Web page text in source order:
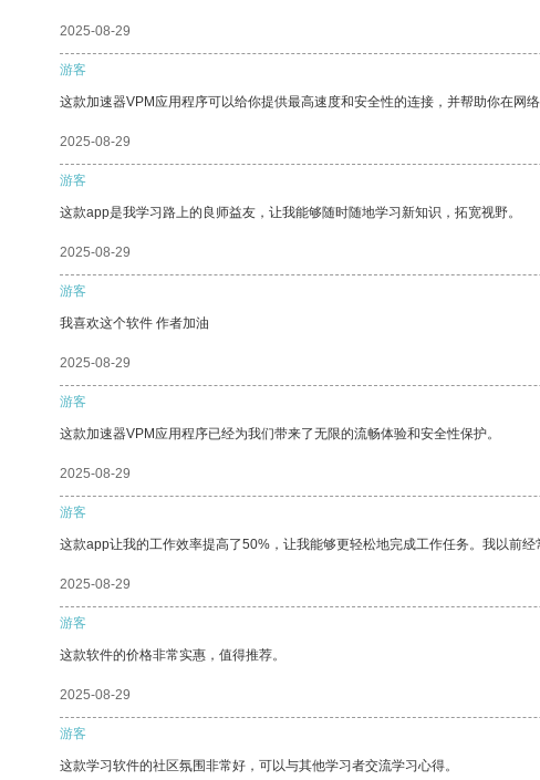
2025-08-29
游客
这款加速器VPM应用程序可以给你提供最高速度和安全性的连接，并帮助你在网络
2025-08-29
游客
这款app是我学习路上的良师益友，让我能够随时随地学习新知识，拓宽视野。
2025-08-29
游客
我喜欢这个软件 作者加油
2025-08-29
游客
这款加速器VPM应用程序已经为我们带来了无限的流畅体验和安全性保护。
2025-08-29
游客
这款app让我的工作效率提高了50%，让我能够更轻松地完成工作任务。我以前
2025-08-29
游客
这款软件的价格非常实惠，值得推荐。
2025-08-29
游客
这款学习软件的社区氛围非常好，可以与其他学习者交流学习心得。